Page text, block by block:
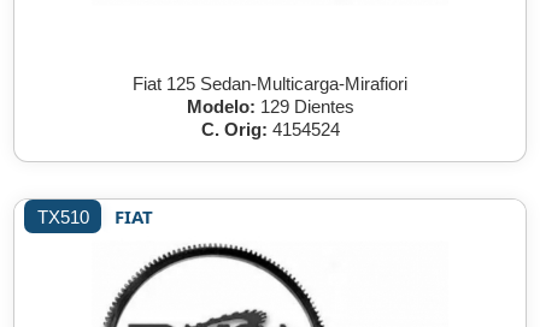
Fiat 125 Sedan-Multicarga-Mirafiori
Modelo: 129 Dientes
C. Orig: 4154524
TX510 FIAT